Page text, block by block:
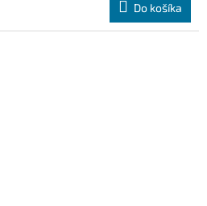
Do košíka